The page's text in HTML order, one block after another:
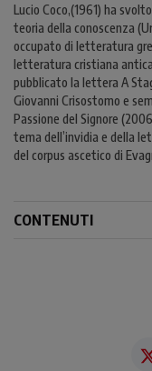
Lucio Coco,(1961) ha
teoria della conoscenza
occupato di letteratura
letteratura cristiana
pubblicato la lettera A
Giovanni Crisostomo e
Passione del Signore
tema dell’invidia e della
del corpus ascetico di
CONTENUTI